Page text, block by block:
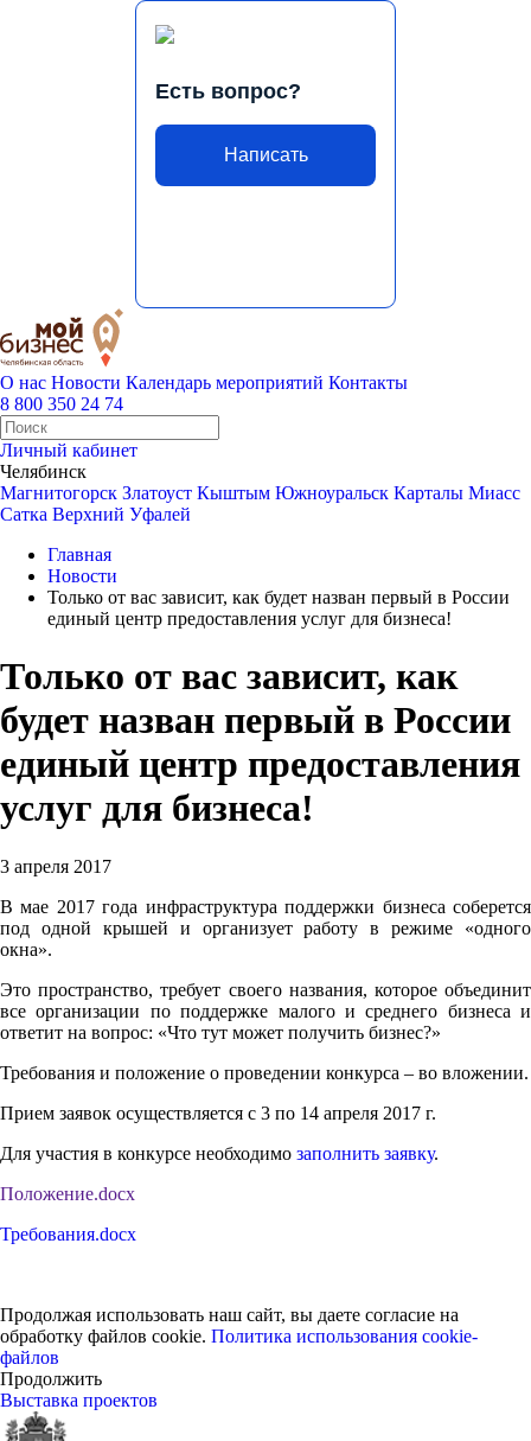
Есть вопрос?
Написать
О нас Новости Календарь мероприятий Контакты
8 800 350 24 74
Личный кабинет
Челябинск
Магнитогорск Златоуст Кыштым Южноуральск Карталы Миасс
Сатка Верхний Уфалей
Главная
Новости
Только от вас зависит, как будет назван первый в России
единый центр предоставления услуг для бизнеса!
Только от вас зависит, как
будет назван первый в России
единый центр предоставления
услуг для бизнеса!
3 апреля 2017
В мае 2017 года инфраструктура поддержки бизнеса соберется
под одной крышей и организует работу в режиме «одного
окна».
Это пространство, требует своего названия, которое объединит
все организации по поддержке малого и среднего бизнеса и
ответит на вопрос: «Что тут может получить бизнес?»
Требования и положение о проведении конкурса – во вложении.
Прием заявок осуществляется с 3 по 14 апреля 2017 г.
Для участия в конкурсе необходимо заполнить заявку.
Положение.docx
Требования.docx
Продолжая использовать наш сайт, вы даете согласие на
обработку файлов cookie. Политика использования cookie-
файлов
Продолжить
Выставка проектов